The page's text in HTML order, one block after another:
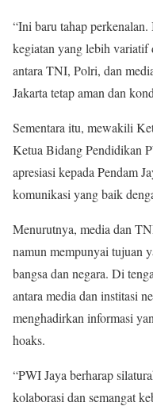
“Ini baru tahap
kegiatan yang lebih variatif
antara TNI, Polri, dan
Jakarta tetap aman dan
Sementara itu, mewakili
Ketua Bidang Pendidikan
apresiasi kepada Pendam
komunikasi yang baik
Menurutnya, media dan
namun mempunyai tujuan
bangsa dan negara. Di
antara media dan institasi
menghadirkan informasi
hoaks.
“PWI Jaya berharap
kolaborasi dan semangat